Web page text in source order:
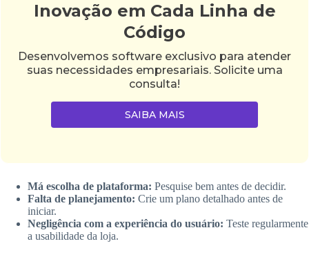
Inovação em Cada Linha de
Código
Desenvolvemos software exclusivo para atender
suas necessidades empresariais. Solicite uma
consulta!
SAIBA MAIS
Má escolha de plataforma: Pesquise bem antes de decidir.
Falta de planejamento: Crie um plano detalhado antes de
iniciar.
Negligência com a experiência do usuário: Teste regularmente
a usabilidade da loja.